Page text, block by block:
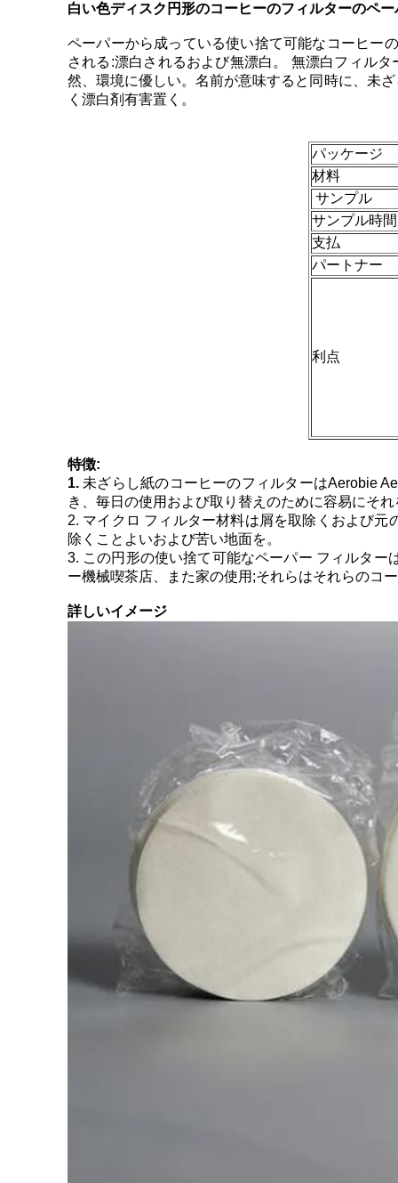
白い色ディスク円形のコーヒーのフィルターのペ
ペーパーから成っている使い捨て可能なコーヒー
される:漂白されるおよび無漂白。 無漂白フィル
然、環境に優しい。名前が意味すると同時に、未
く漂白剤有害置く。
パッケージ
材料
サンプル
サンプル時間
支払
パートナー
利点
特徴:
1. 未ざらし紙のコーヒーのフィルターはAerobie
き、毎日の使用および取り替えのために容易にそ
2. マイクロ フィルター材料は屑を取除くおよび
除くことよいおよび苦い地面を。
3. この円形の使い捨て可能なペーパー フィルタ
ー機械喫茶店、また家の使用;それらはそれらのコ
詳しいイメージ